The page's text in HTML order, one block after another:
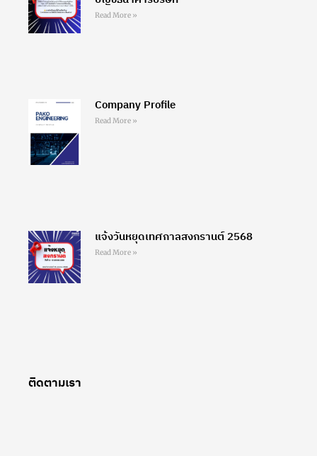
Read More »
Company Profile
Read More »
แจ้งวันหยุดเทศกาลสงกรานต์ 2568
Read More »
ติดตามเรา